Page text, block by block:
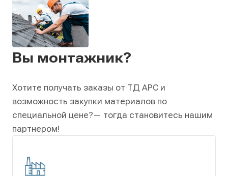
Вы монтажник?
Хотите получать заказы от ТД АРС и
возможность закупки материалов по
специальной цене?— тогда становитесь нашим
партнером!